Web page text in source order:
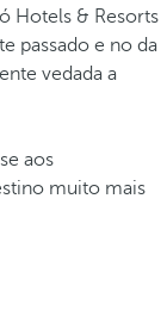
Hotels & Resorts
passado e no da
vedada a
aos
muito mais